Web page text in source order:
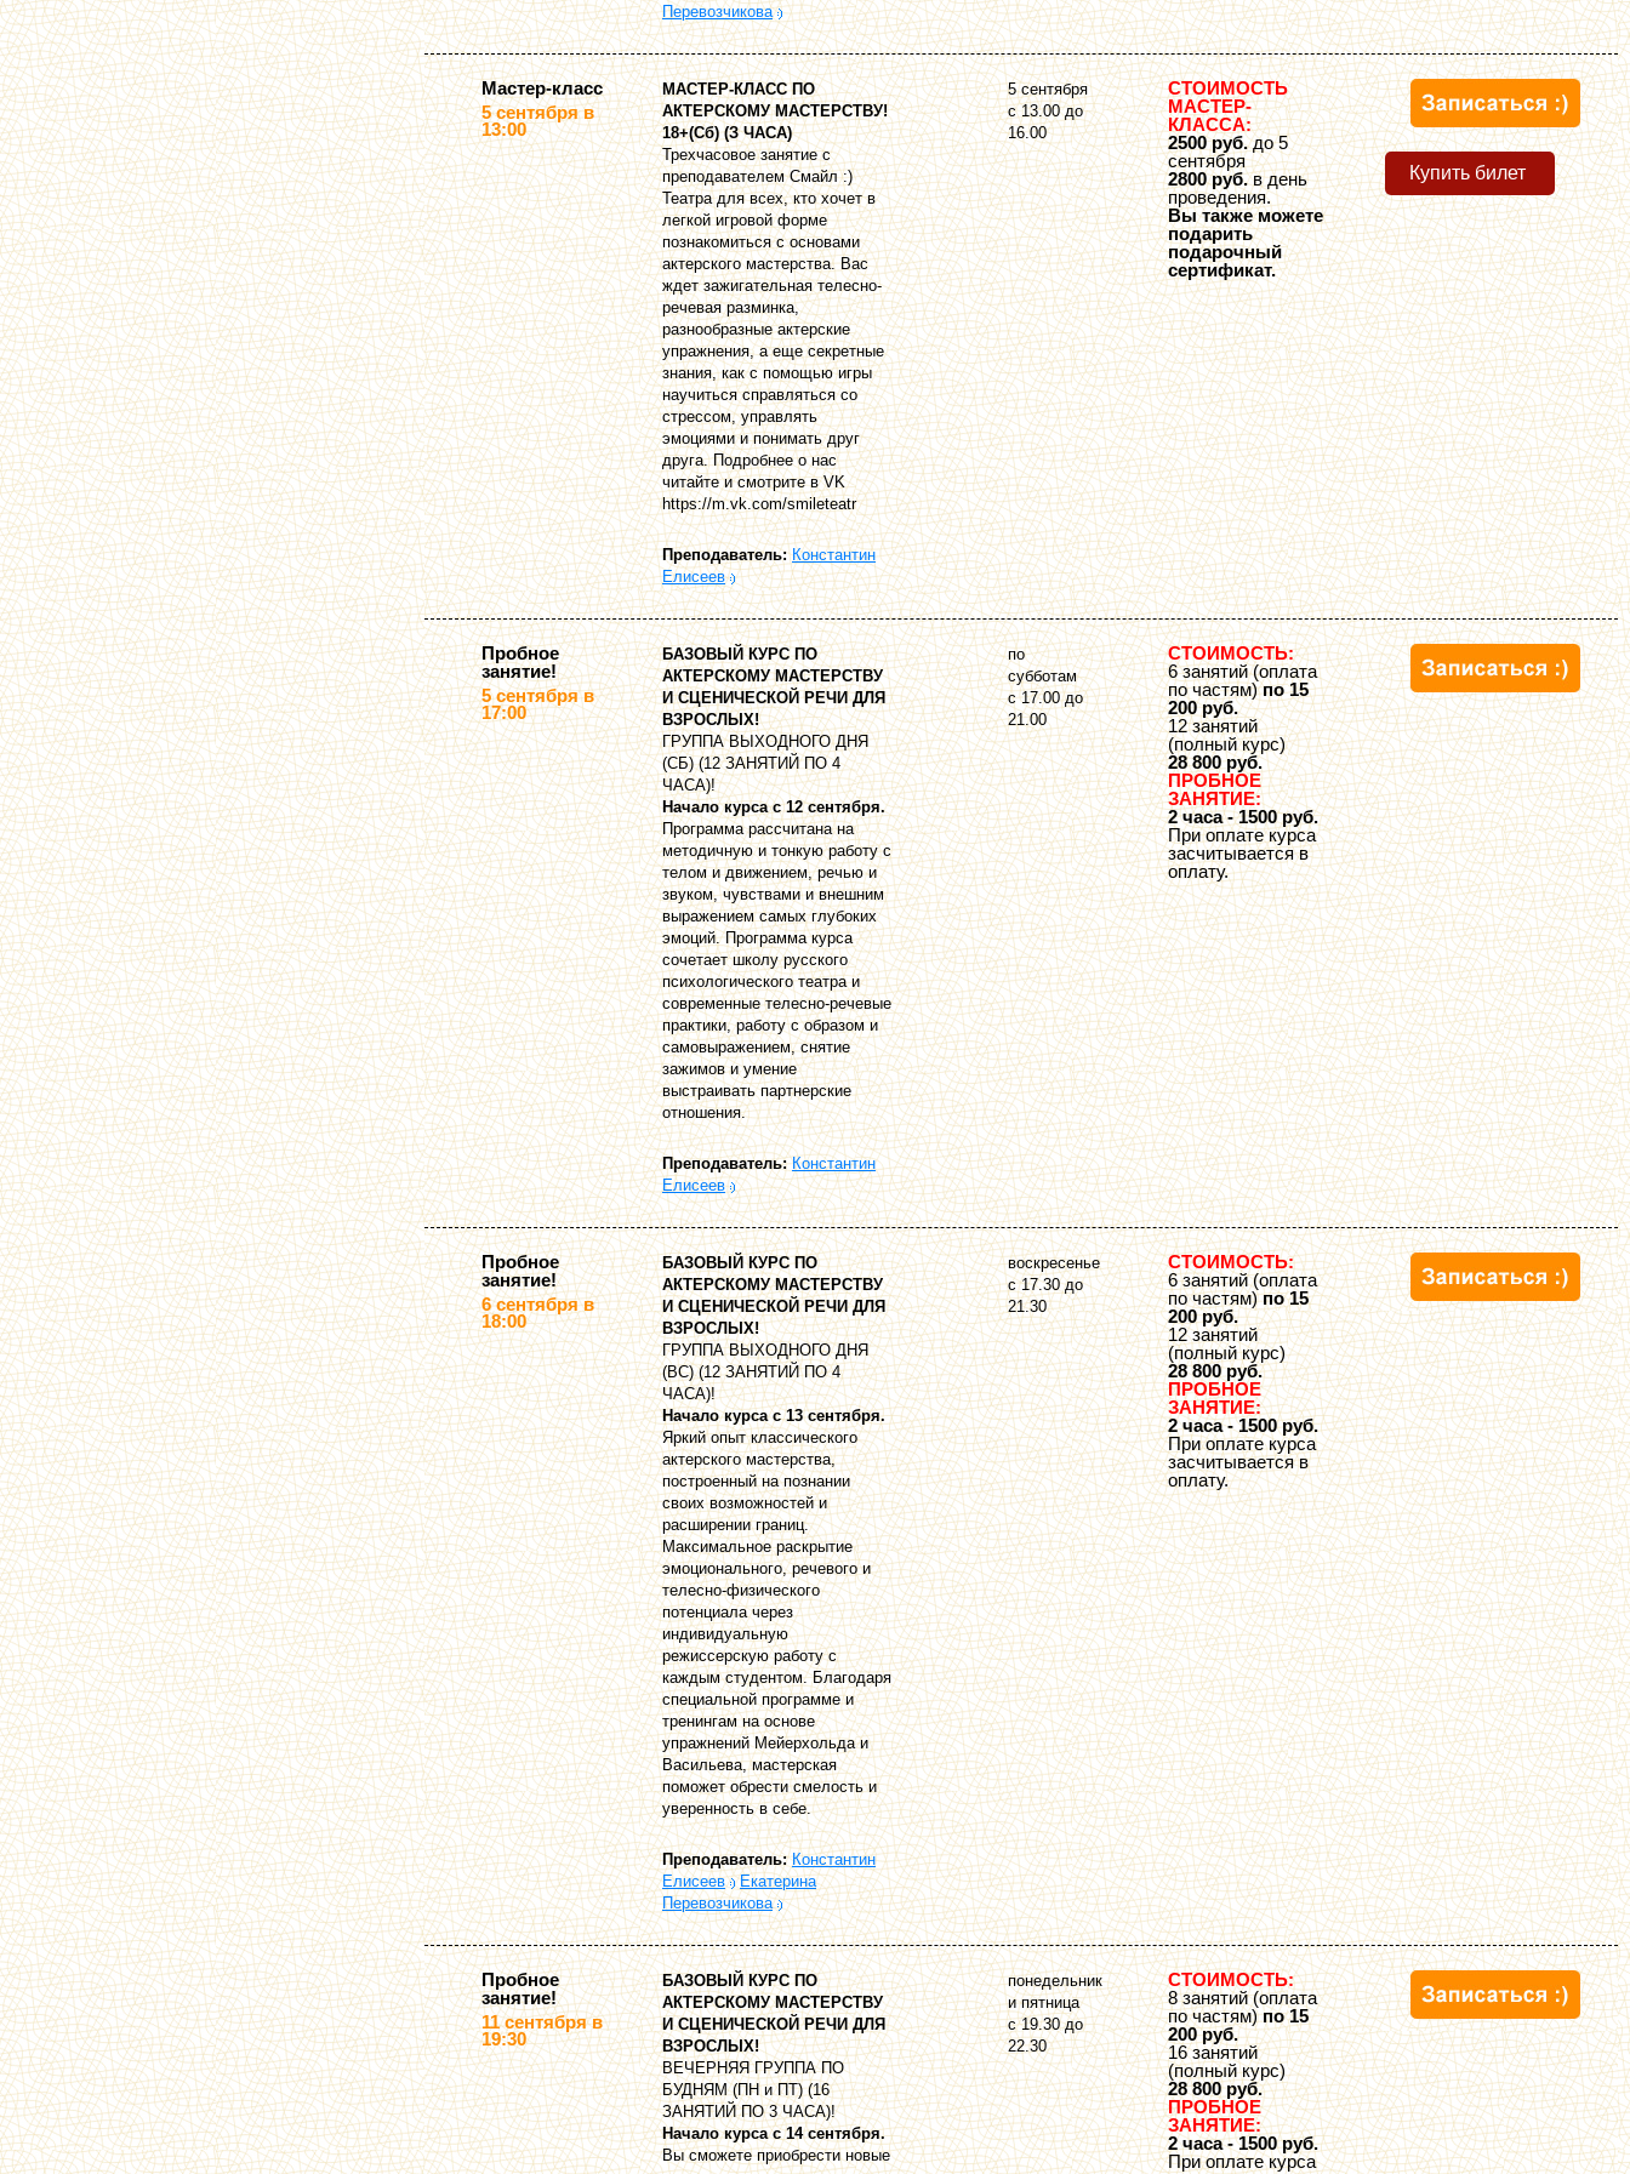
Перевозчикова
Мастер-класс
5 сентября в
13:00
МАСТЕР-КЛАСС ПО
АКТЕРСКОМУ МАСТЕРСТВУ!
18+(Сб) (З ЧАСА)
Трехчасовое занятие с
преподавателем Смайл :)
Театра для всех, кто хочет в
легкой игровой форме
познакомиться с основами
актерского мастерства. Вас
ждет зажигательная телесно-
речевая разминка,
разнообразные актерские
упражнения, а еще секретные
знания, как с помощью игры
научиться справляться со
стрессом, управлять
эмоциями и понимать друг
друга. Подробнее о нас
читайте и смотрите в VK
https://m.vk.com/smileteatr
Преподаватель: Константин
Елисеев
5 сентября
с 13.00 до
16.00
СТОИМОСТЬ
МАСТЕР-
КЛАССА:
2500 руб.до 5
сентября
2800 руб.в день
проведения.
Вы также можете
подарить
подарочный
сертификат.
Купить билет
Пробное
занятие!
5 сентября в
17:00
БАЗОВЫЙ КУРС ПО
АКТЕРСКОМУ МАСТЕРСТВУ
И СЦЕНИЧЕСКОЙ РЕЧИ ДЛЯ
ВЗРОСЛЫХ!
ГРУППА ВЫХОДНОГО ДНЯ
(СБ) (12 ЗАНЯТИЙ ПО 4
ЧАСА)!
Начало курса с 12 сентября.
Программа рассчитана на
методичную и тонкую работу с
телом и движением, речью и
звуком, чувствами и внешним
выражением самых глубоких
эмоций. Программа курса
сочетает школу русского
психологического театра и
современные телесно-речевые
практики, работу с образом и
самовыражением, снятие
зажимов и умение
выстраивать партнерские
отношения.
Преподаватель: Константин
Елисеев
по
субботам
с 17.00 до
21.00
СТОИМОСТЬ:
6 занятий (оплата
по частям)по 15
200 руб.
12 занятий
(полный курс)
28 800 руб.
ПРОБНОЕ
ЗАНЯТИЕ:
2 часа - 1500 руб.
При оплате курса
засчитывается в
оплату.
Пробное
занятие!
6 сентября в
18:00
БАЗОВЫЙ КУРС ПО
АКТЕРСКОМУ МАСТЕРСТВУ
И СЦЕНИЧЕСКОЙ РЕЧИ ДЛЯ
ВЗРОСЛЫХ!
ГРУППА ВЫХОДНОГО ДНЯ
(ВС) (12 ЗАНЯТИЙ ПО 4
ЧАСА)!
Начало курса с 13 сентября.
Яркий опыт классического
актерского мастерства,
построенный на познании
своих возможностей и
расширении границ.
Максимальное раскрытие
эмоционального, речевого и
телесно-физического
потенциала через
индивидуальную
режиссерскую работу с
каждым студентом. Благодаря
специальной программе и
тренингам на основе
упражнений Мейерхольда и
Васильева, мастерская
поможет обрести смелость и
уверенность в себе.
Преподаватель: Константин
Елисеев
Екатерина
Перевозчикова
воскресенье
с 17.30 до
21.30
СТОИМОСТЬ:
6 занятий (оплата
по частям)по 15
200 руб.
12 занятий
(полный курс)
28 800 руб.
ПРОБНОЕ
ЗАНЯТИЕ:
2 часа - 1500 руб.
При оплате курса
засчитывается в
оплату.
Пробное
занятие!
11 сентября в
19:30
БАЗОВЫЙ КУРС ПО
АКТЕРСКОМУ МАСТЕРСТВУ
И СЦЕНИЧЕСКОЙ РЕЧИ ДЛЯ
ВЗРОСЛЫХ!
ВЕЧЕРНЯЯ ГРУППА ПО
БУДНЯМ (ПН и ПТ) (16
ЗАНЯТИЙ ПО 3 ЧАСА)!
Начало курса с 14 сентября.
Вы сможете приобрести новые
понедельник
и пятница
с 19.30 до
22.30
СТОИМОСТЬ:
8 занятий (оплата
по частям)по 15
200 руб.
16 занятий
(полный курс)
28 800 руб.
ПРОБНОЕ
ЗАНЯТИЕ:
2 часа - 1500 руб.
При оплате курса